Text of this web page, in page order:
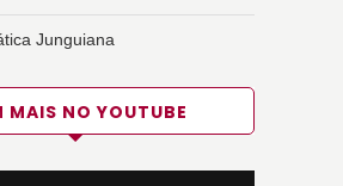
Junguiana
MAIS NO YOUTUBE